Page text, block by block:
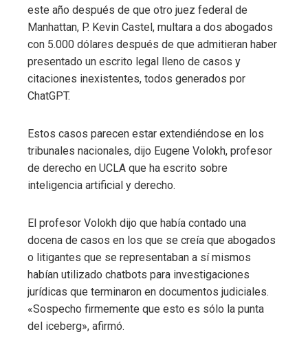
este año después de que otro juez federal de
Manhattan, P. Kevin Castel, multara a dos abogados
con 5.000 dólares después de que admitieran haber
presentado un escrito legal lleno de casos y
citaciones inexistentes, todos generados por
ChatGPT.
Estos casos parecen estar extendiéndose en los
tribunales nacionales, dijo Eugene Volokh, profesor
de derecho en UCLA que ha escrito sobre
inteligencia artificial y derecho.
El profesor Volokh dijo que había contado una
docena de casos en los que se creía que abogados
o litigantes que se representaban a sí mismos
habían utilizado chatbots para investigaciones
jurídicas que terminaron en documentos judiciales.
«Sospecho firmemente que esto es sólo la punta
del iceberg», afirmó.